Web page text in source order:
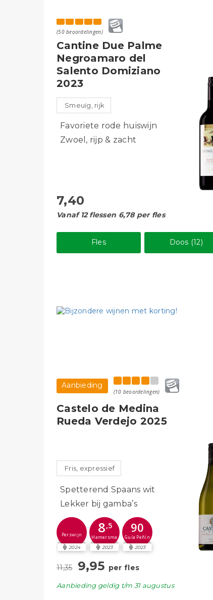
(50 beoordelingen)
Cantine Due Palme
Negroamaro del
Salento Domiziano
2023
Smeuïg, rijk
Favoriete rode huiswijn
Zwoel, rijp & zacht
7,40
Vanaf 12 flessen 6,78 per fles
Fles Doos (12)
Aanbieding
(10 beoordelingen)
Castelo de Medina
Rueda Verdejo 2025
Fris, expressief
Spetterend Spaans wit
Lekker bij gamba’s
Perswijn
2024
8,5
Hamersma
2023
90
Guía Peñín
2023
11,35 9,95 per fles
Aanbieding geldigt/m 31 augustus